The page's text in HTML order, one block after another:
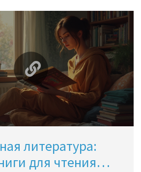
литература:
для чтения